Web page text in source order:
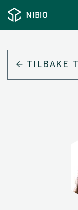
TILBAKE